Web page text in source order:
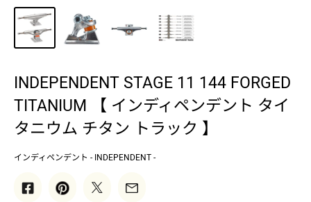
INDEPENDENT STAGE 11 144 FORGED
TITANIUM 【 インディペンデント タイ
タニウム チタン トラック 】
インディペンデント - INDEPENDENT -